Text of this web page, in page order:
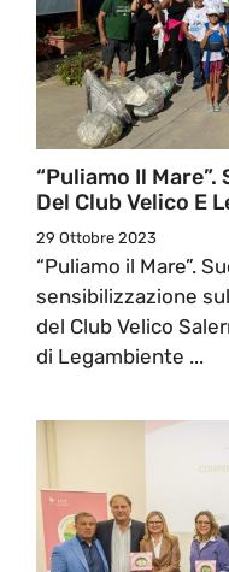
“Puliamo Il
Del Club Velico E
29 Ottobre 2023
“Puliamo il Mare”.
sensibilizzazione
del Club Velico
di Legambiente ...